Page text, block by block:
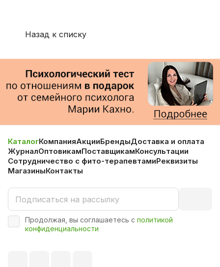
Назад к списку
КаталогКомпанияАкцииБрендыДоставка и оплата
ЖурналОптовикамПоставщикамКонсультации
Сотрудничество с фито-терапевтамиРеквизиты
МагазиныКонтакты
Продолжая, вы соглашаетесь с политикой
конфиденциальности